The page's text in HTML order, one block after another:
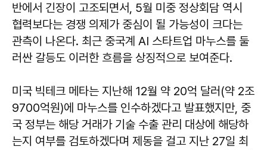
반에서 긴장이 고조되면서, 5월 미중 정상회담 역시
협력보다는 경쟁 의제가 중심이 될 가능성이 크다는
관측이 나온다. 최근 중국계 AI 스타트업 마누스를 둘
러싼 갈등도 이러한 흐름을 상징적으로 보여준다.
미국 빅테크 메타는 지난해 12월 약 20억 달러(약 2조
9700억원)에 마누스를 인수하겠다고 발표했지만, 중
국 정부는 해당 거래가 기술 수출 관리 대상에 해당하
는지 여부를 검토하겠다며 제동을 걸고 지난 27일 최